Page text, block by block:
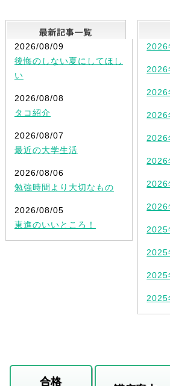
最新記
2026/08/09
後悔のしない夏にしてほし
い
2026/08/08
タコ紹介
2026/08/07
最近の大学生活
2026/08/06
勉強時間より大切なもの
2026/08/05
東進のいいところ！
2026
2026
2026
2026
2026
2026
2026
2026
2025
2025
2025
2025
合格